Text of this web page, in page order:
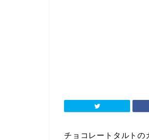
チョコレートタルトの